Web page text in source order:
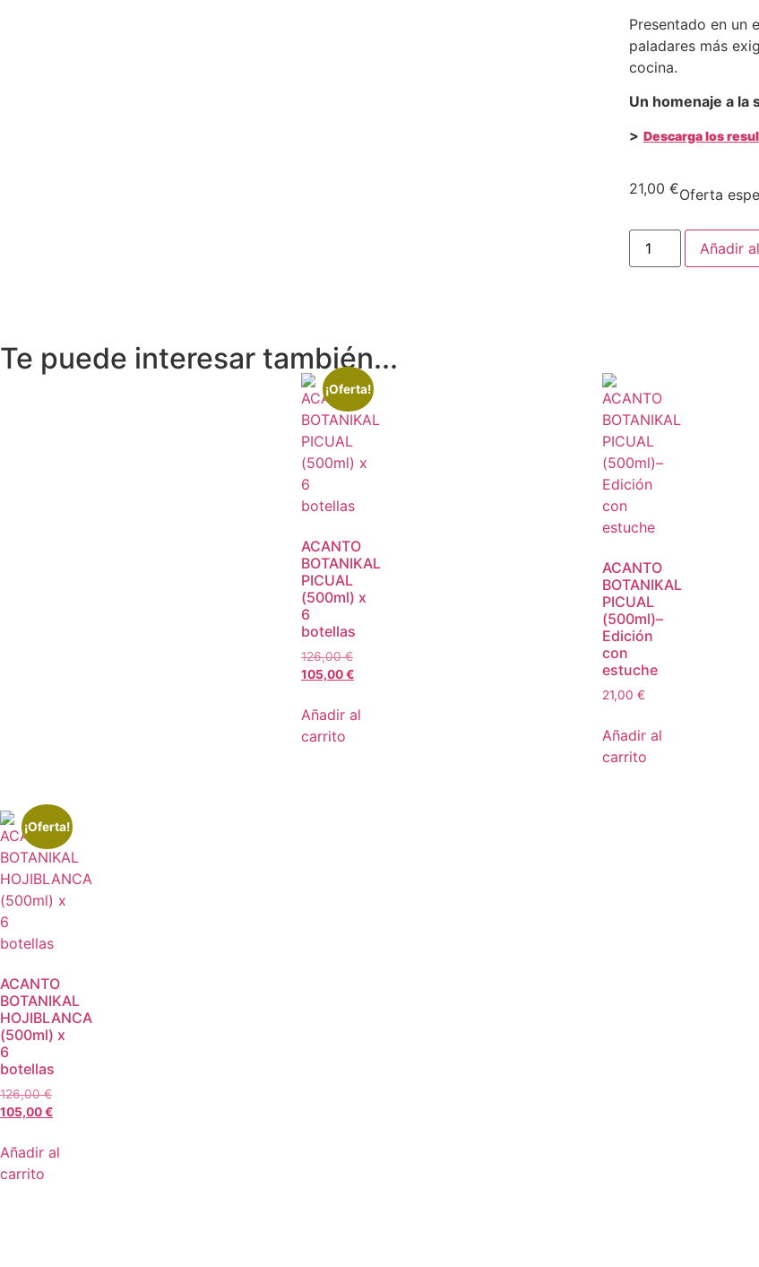
Presentado en un
paladares más
cocina.
Un homenaje a la
> Descarga los
21,00 €Oferta
Añadir
Te puede interesar también...
¡Oferta!
ACANTO
BOTANIKAL
PICUAL
(500ml) x
6
botellas
126,00€
105,00€
Añadir al
carrito
ACANTO
BOTANIKAL
PICUAL
(500ml)–
Edición
con
estuche
21,00 €
Añadir al
carrito
¡Oferta!
ACANTO
BOTANIKAL
HOJIBLANCA
(500ml) x
6
botellas
126,00€
105,00€
Añadir al
carrito